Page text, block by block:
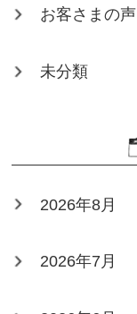
お客さまの声
未分類
2026年8月
2026年7月